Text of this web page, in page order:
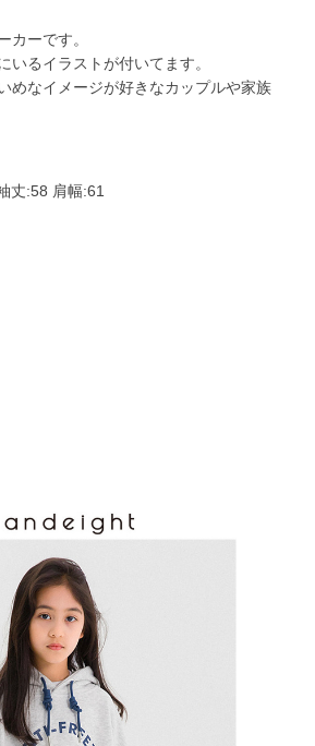
カーです。
いるイラストが付いてます。
めなイメージが好きなカップルや家族
丈:58 肩幅:61